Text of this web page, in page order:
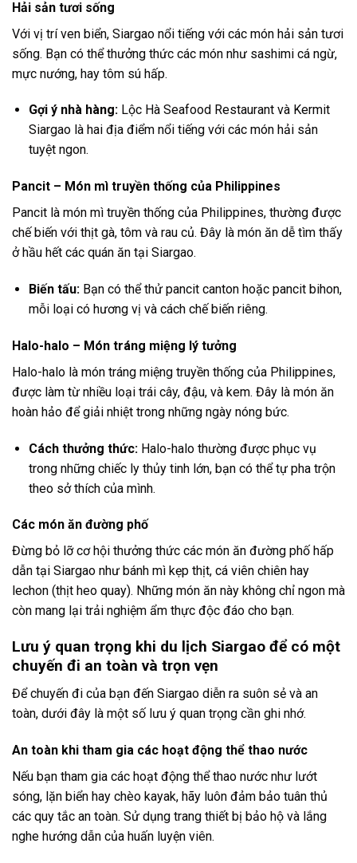
Hải sản tươi sống
Với vị trí ven biển, Siargao nổi tiếng với các món hải sản tươi
sống. Bạn có thể thưởng thức các món như sashimi cá ngừ,
mực nướng, hay tôm sú hấp.
Gợi ý nhà hàng:Lộc Hà Seafood Restaurant và Kermit
Siargao là hai địa điểm nổi tiếng với các món hải sản
tuyệt ngon.
Pancit – Món mì truyền thống của Philippines
Pancit là món mì truyền thống của Philippines, thường được
chế biến với thịt gà, tôm và rau củ. Đây là món ăn dễ tìm thấy
ở hầu hết các quán ăn tại Siargao.
Biến tấu:Bạn có thể thử pancit canton hoặc pancit bihon,
mỗi loại có hương vị và cách chế biến riêng.
Halo-halo – Món tráng miệng lý tưởng
Halo-halo là món tráng miệng truyền thống của Philippines,
được làm từ nhiều loại trái cây, đậu, và kem. Đây là món ăn
hoàn hảo để giải nhiệt trong những ngày nóng bức.
Cách thưởng thức:Halo-halo thường được phục vụ
trong những chiếc ly thủy tinh lớn, bạn có thể tự pha trộn
theo sở thích của mình.
Các món ăn đường phố
Đừng bỏ lỡ cơ hội thưởng thức các món ăn đường phố hấp
dẫn tại Siargao như bánh mì kẹp thịt, cá viên chiên hay
lechon (thịt heo quay). Những món ăn này không chỉ ngon mà
còn mang lại trải nghiệm ẩm thực độc đáo cho bạn.
Lưu ý quan trọng khi du lịch Siargao để có một
chuyến đi an toàn và trọn vẹn
Để chuyến đi của bạn đến Siargao diễn ra suôn sẻ và an
toàn, dưới đây là một số lưu ý quan trọng cần ghi nhớ.
An toàn khi tham gia các hoạt động thể thao nước
Nếu bạn tham gia các hoạt động thể thao nước như lướt
sóng, lặn biển hay chèo kayak, hãy luôn đảm bảo tuân thủ
các quy tắc an toàn. Sử dụng trang thiết bị bảo hộ và lắng
nghe hướng dẫn của huấn luyện viên.